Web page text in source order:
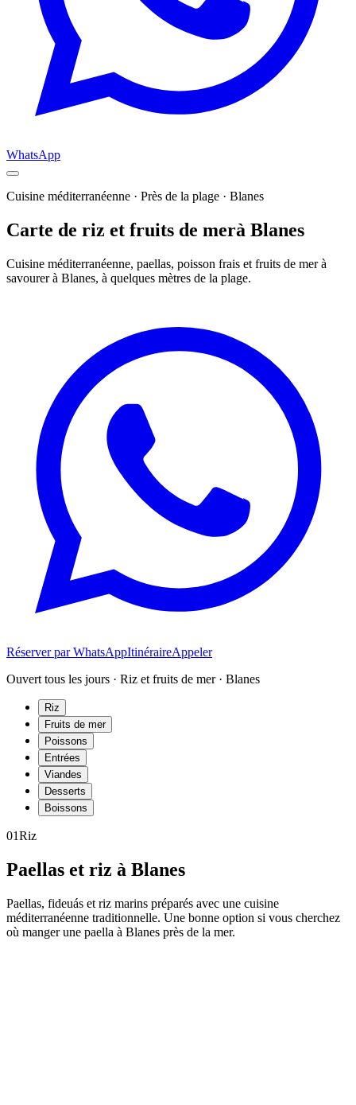
WhatsApp
Cuisine méditerranéenne · Près de la plage · Blanes
Carte de riz et fruits de merà Blanes
Cuisine méditerranéenne, paellas, poisson frais et fruits de mer à
savourer à Blanes, à quelques mètres de la plage.
Réserver par WhatsAppItinéraireAppeler
Ouvert tous les jours · Riz et fruits de mer · Blanes
Riz
Fruits de mer
Poissons
Entrées
Viandes
Desserts
Boissons
01Riz
Paellas et riz à Blanes
Paellas, fideuás et riz marins préparés avec une cuisine
méditerranéenne traditionnelle. Une bonne option si vous cherchez
où manger une paella à Blanes près de la mer.